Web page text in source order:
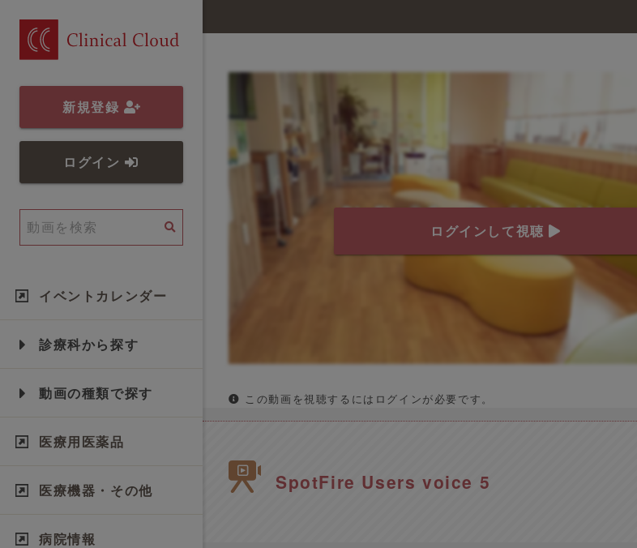
新規登録
ログイン
イベントカレンダー
診療科から探す
動画の種類で探す
医療用医薬品
医療機器・その他
病院情報
ログインして視聴
この動画を視聴するにはログインが必要です。
SpotFire Users voice 5